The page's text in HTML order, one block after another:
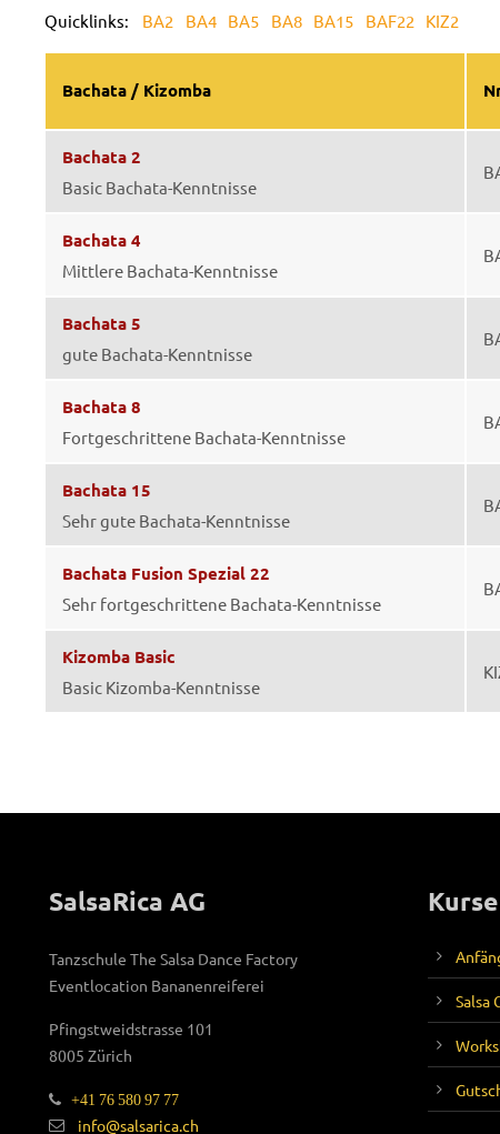
BA2 BA4 BA5 BA8 BA15 BAF22 KIZ2
Bachata / Kizomba
Bachata 2
Basic Bachata-Kenntnisse
Bachata 4
Mittlere Bachata-Kenntnisse
Bachata 5
gute Bachata-Kenntnisse
Bachata 8
Fortgeschrittene Bachata-Kenntnisse
Bachata 15
Sehr gute Bachata-Kenntnisse
Bachata Fusion Spezial 22
Sehr fortgeschrittene Bachata-Kenntnisse
Kizomba Basic
Basic Kizomba-Kenntnisse
SalsaRica AG
Tanzschule The Salsa Dance Factory
Eventlocation Bananenreiferei
Pfingstweidstrasse 101
8005 Zürich
+41 76 580 97 77
info@salsarica.ch
Salsa